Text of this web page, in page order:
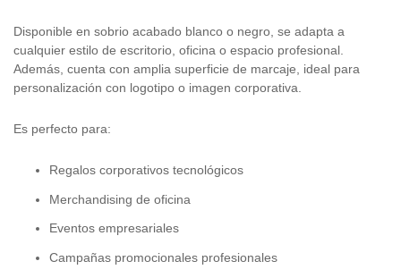
Disponible en sobrio acabado blanco o negro, se adapta a
cualquier estilo de escritorio, oficina o espacio profesional.
Además, cuenta con amplia superficie de marcaje, ideal para
personalización con logotipo o imagen corporativa.
Es perfecto para:
Regalos corporativos tecnológicos
Merchandising de oficina
Eventos empresariales
Campañas promocionales profesionales